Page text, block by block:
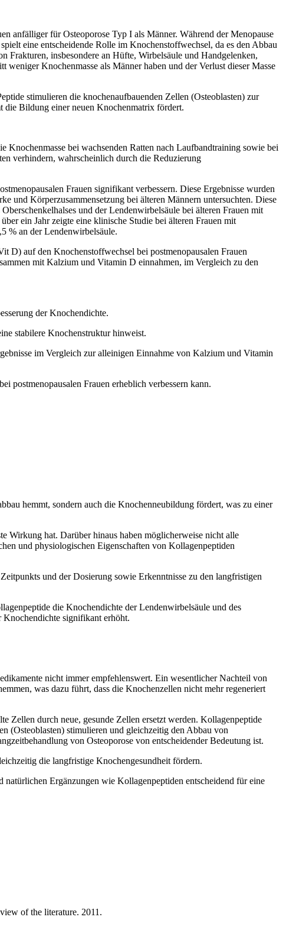
anfälliger für Osteoporose Typ I als Männer. Während der Menopause
eine entscheidende Rolle im Knochenstoffwechsel, da es den Abbau
Frakturen, insbesondere an Hüfte, Wirbelsäule und Handgelenken,
Knochenmasse als Männer haben und der Verlust dieser Masse
stimulieren die knochenaufbauenden Zellen (Osteoblasten) zur
die Bildung einer neuen Knochenmatrix fördert.
bei wachsenden Ratten nach Laufbandtraining sowie bei
verhindern, wahrscheinlich durch die Reduzierung
Frauen signifikant verbessern. Diese Ergebnisse wurden
und Körperzusammensetzung bei älteren Männern untersuchten. Diese
und der Lendenwirbelsäule bei älteren Frauen mit
ein Jahr zeigte eine klinische Studie bei älteren Frauen mit
% an der Lendenwirbelsäule.
auf den Knochenstoffwechsel bei postmenopausalen Frauen
mit Kalzium und Vitamin D einnahmen, im Vergleich zu den
der Knochendichte.
stabilere Knochenstruktur hinweist.
im Vergleich zur alleinigen Einnahme von Kalzium und Vitamin
postmenopausalen Frauen erheblich verbessern kann.
hemmt, sondern auch die Knochenneubildung fördert, was zu einer
Wirkung hat. Darüber hinaus haben möglicherweise nicht alle
und physiologischen Eigenschaften von Kollagenpeptiden
und der Dosierung sowie Erkenntnisse zu den langfristigen
die Knochendichte der Lendenwirbelsäule und des
Knochendichte signifikant erhöht.
nicht immer empfehlenswert. Ein wesentlicher Nachteil von
was dazu führt, dass die Knochenzellen nicht mehr regeneriert
Zellen durch neue, gesunde Zellen ersetzt werden. Kollagenpeptide
(Osteoblasten) stimulieren und gleichzeitig den Abbau von
von Osteoporose von entscheidender Bedeutung ist.
die langfristige Knochengesundheit fördern.
natürlichen Ergänzungen wie Kollagenpeptiden entscheidend für eine
of the literature. 2011.